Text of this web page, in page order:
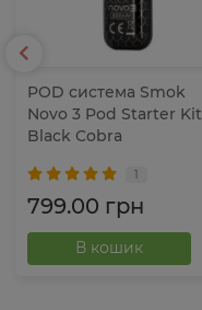
POD система Smok
Novo 3 Pod Starter Kit
Black Cobra
1
799.00 грн
В кошик